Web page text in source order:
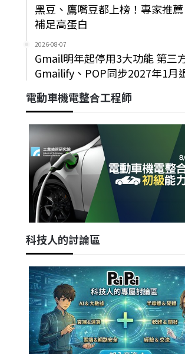
黑豆、鷹嘴豆都上榜！專家推
補足高蛋白
2026-08-07
Gmail明年起停用3大功能 第三
Gmailify、POP同步2027年1月
電動車機電整合工程師
科技人的討論區